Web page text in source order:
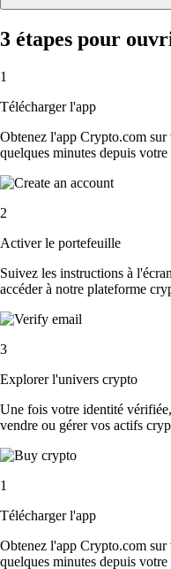
3 étapes pour
1
Télécharger l'app
Obtenez l'app Crypto.com
quelques minutes depuis votre
2
Activer le portefeuille
Suivez les instructions à
accéder à notre plateforme
3
Explorer l'univers crypto
Une fois votre identité
vendre ou gérer vos actifs
1
Télécharger l'app
Obtenez l'app Crypto.com
quelques minutes depuis votre